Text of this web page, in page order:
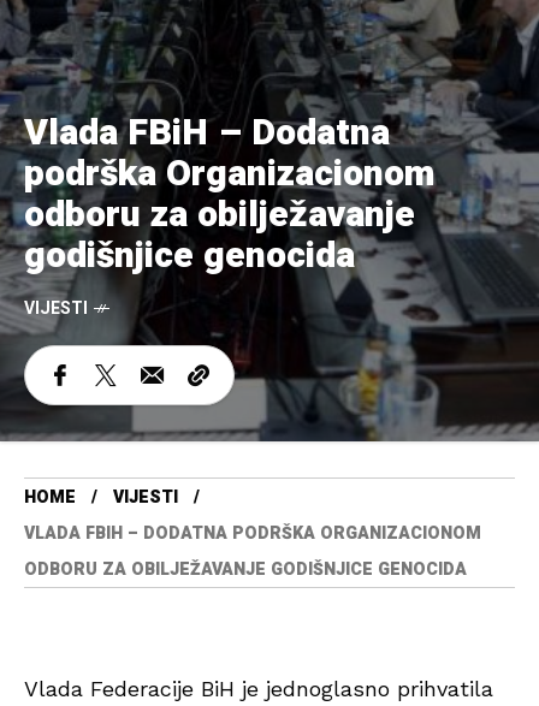
Vlada FBiH – Dodatna
podrška Organizacionom
odboru za obilježavanje
godišnjice genocida
VIJESTI
HOME
VIJESTI
VLADA FBIH – DODATNA PODRŠKA ORGANIZACIONOM
ODBORU ZA OBILJEŽAVANJE GODIŠNJICE GENOCIDA
Vlada Federacije BiH je jednoglasno prihvatila